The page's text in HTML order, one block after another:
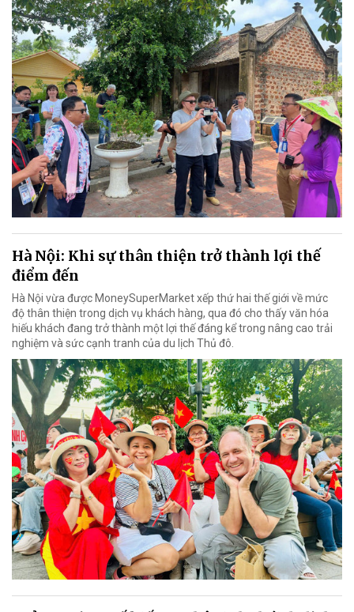
Hà Nội: Khi sự thân thiện trở thành lợi thế
điểm đến
Hà Nội vừa được MoneySuperMarket xếp thứ hai thế giới về mức
độ thân thiện trong dịch vụ khách hàng, qua đó cho thấy văn hóa
hiếu khách đang trở thành một lợi thế đáng kể trong nâng cao trải
nghiệm và sức cạnh tranh của du lịch Thủ đô.